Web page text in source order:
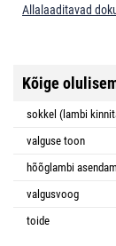
Allalaaditavad
Kõige
sokkel (lambi
valguse toon
hõõglambi
valgusvoog
toide